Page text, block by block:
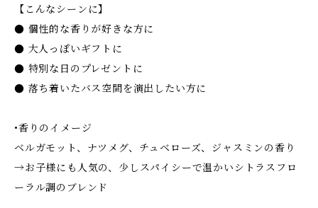
【こんなシーンに】
● 個性的な香りが好きな方に
● 大人っぽいギフトに
● 特別な日のプレゼントに
● 落ち着いたバス空間を演出したい方に
•香りのイメージ
ベルガモット、ナツメグ、チュベローズ、ジャスミンの香り
→お子様にも人気の、少しスパイシーで温かいシトラスフロ
ーラル調のブレンド